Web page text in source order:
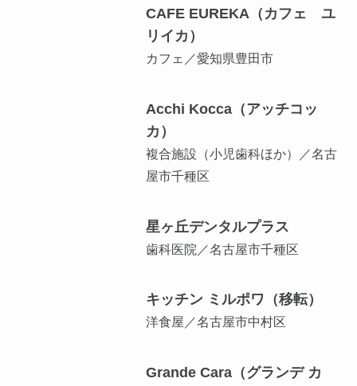
CAFE EUREKA（カフェ ユ
リイカ）
カフェ／愛知県豊田市
Acchi Kocca（アッチコッ
カ）
複合施設（小児歯科ほか）／名古
屋市千種区
星ヶ丘デンタルプラス
歯科医院／名古屋市千種区
キッチン ミルポワ（移転）
洋食屋／名古屋市中村区
Grande Cara（グランデ カ